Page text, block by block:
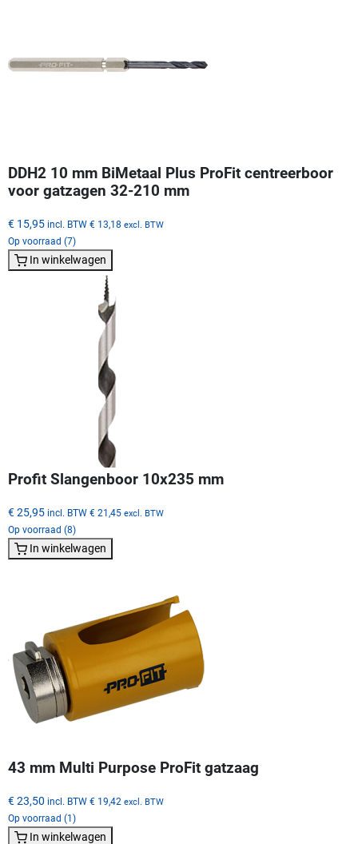
DDH2 10 mm BiMetaal Plus ProFit centreerboor
voor gatzagen 32-210 mm
€ 15,95 incl. BTW € 13,18 excl. BTW
Op voorraad (7)
In winkelwagen
Profit Slangenboor 10x235 mm
€ 25,95 incl. BTW € 21,45 excl. BTW
Op voorraad (8)
In winkelwagen
43 mm Multi Purpose ProFit gatzaag
€ 23,50 incl. BTW € 19,42 excl. BTW
Op voorraad (1)
In winkelwagen